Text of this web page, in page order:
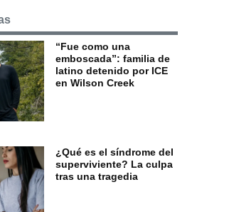
“Fue como una
emboscada”: familia de
latino detenido por ICE
en Wilson Creek
¿Qué es el síndrome del
superviviente? La culpa
tras una tragedia